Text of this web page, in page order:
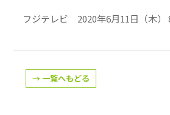
フジテレビ 2020年6月11日（木）
→ 一覧へもどる